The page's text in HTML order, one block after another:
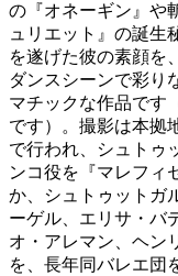
の『オネーギン』や
ュリエット』の誕生
を遂げた彼の素顔を
ダンスシーンで彩り
マチックな作品です
です）。撮影は本拠
で行われ、シュトゥ
ンコ役を『マレフィ
か、シュトゥットガ
ーゲル、エリサ・バ
オ・アレマン、ヘン
を、長年同バレエ団